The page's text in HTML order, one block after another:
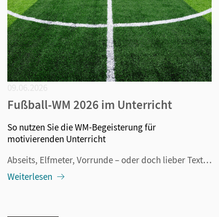
Fußball-WM 2026 im Unterricht
So nutzen Sie die WM-Begeisterung für
motivierenden Unterricht
Abseits, Elfmeter, Vorrunde – oder doch lieber Textaufgaben, Leseverstehen und Geometrie? Wenn ab dem 11. Juni 2026 der Ball in Kanada, Mexiko und den USA rollt, ist das Fußballfieber auch im Klassenzimmer kaum zu bremsen. Und das ist auch gut so: Denn statt gegen die WM-Begeisterung anzukämpfen, kö...
Weiterlesen